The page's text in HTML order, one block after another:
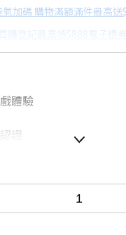
每期金額
$16,032
$8,016
加碼 購物滿額滿件最高送
購登記最高領$888電子禮券
Open Possible聯名卡滿
好？點我看達人教你買
體驗
證
(含)以上，現場收取樓